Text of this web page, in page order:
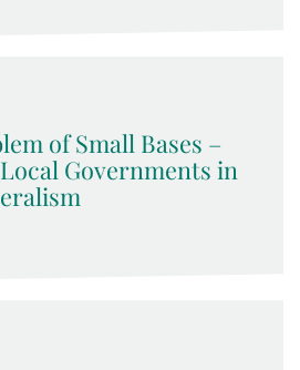
of Small Bases –
Governments in